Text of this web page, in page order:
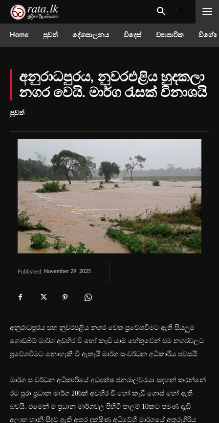
Home පුවත් දේශපාලනය විදෙස් ව්‍යාපාරික
අනුරාධපුරය, නුවරඑළිය හුදකලා
නගර වෙයි. මාර්ග රැසක් විනාශයි
පුවත්
Published: November 29, 2025
අනුරාධපුරය සහ නුවරඑළිය නගර වෙත ප්‍රවේශවීමට ඇති සියලුම
ගොඩබිම් මාර්ග අවහිර වී හෝ කැඩී යාම හේතුවෙන් එම නගරවලට
ප්‍රවේශවීමට නොහැකි වී ඇතැයි මාර්ග සංවර්ධන අධිකාරිය පවසයි.
මාර්ග සංවර්ධන අධිකාරියේ අධ්‍යක්ෂ ජනරාල්වරයා සඳහන් කරන්නේ
රට පුරා ප්‍රධාන මාර්ග 206ක් අවහිර වී හෝ කැඩී ගොස් හෝ ඇති
බවයි. එමෙන් ම ප්‍රධාන මාර්ගවල පිහිටි පාලම් 10කට පමණ දැඩි
අලාභ හානි සිදුව ඇති අතර දක්ෂිණ අධිවේගී මාර්ගයේ අතුරුගිරිය